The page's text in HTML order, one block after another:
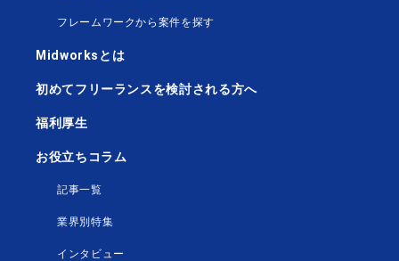
フレームワークから案件を探す
Midworksとは
初めてフリーランスを検討される方へ
福利厚生
お役立ちコラム
記事一覧
業界別特集
インタビュー